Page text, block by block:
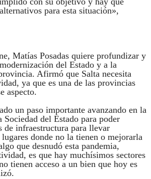
para esta situación»,
Matías Posadas quiere profundizar y
del Estado y a la
Afirmó que Salta necesita
ya que es una de las provincias
aspecto.
un paso importante avanzando en la
Sociedad del Estado para poder
de infraestructura para llevar
donde no la tienen o mejorarla
que desnudó esta pandemia,
es que hay muchísimos sectores
tienen acceso a un bien que hoy es